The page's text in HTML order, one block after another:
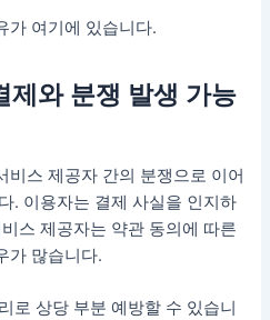
가 여기에 있습니다.
제와 분쟁 발생 가능
비스 제공자 간의 분쟁으로 이어
. 이용자는 결제 사실을 인지하
스 제공자는 약관 동의에 따른
가 많습니다.
로 상당 부분 예방할 수 있습니